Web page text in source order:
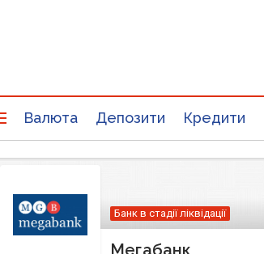
Валюта Депозити Кредити
Мегабанк
Банк в стадії ліквідації